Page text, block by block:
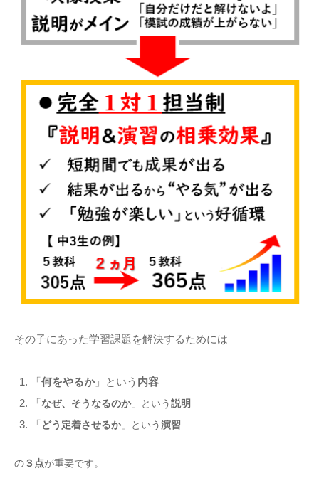
その子にあった学習課題を解決するためには
「何をやるか」という 内容
「なぜ、そうなるのか」という説明
「どう定着させるか」という演習
の３点が重要です。